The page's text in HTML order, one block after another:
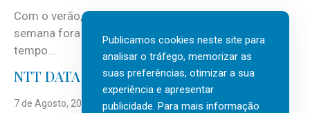
Com o verão, chegam também as férias, os fins-de-
semana fora e os dias em que a casa fica mais
tempo...
NTT DATA Insurtech Global Outlook 2026
7 de Agosto, 2026
Publicamos cookies neste site para
analisar o tráfego, memorizar as
suas preferências, otimizar a sua
experiência e apresentar
publicidade. Para mais informação